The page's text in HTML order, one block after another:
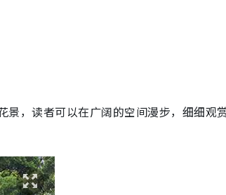
，读者可以在广阔的空间漫步，细细观